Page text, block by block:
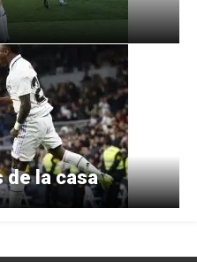
de la casa